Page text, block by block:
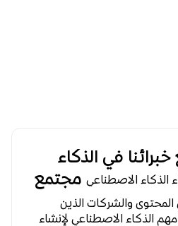
في الذكاء
مجتمع
والشركات الذين
الذكاء الاصطناعي لإنشاء